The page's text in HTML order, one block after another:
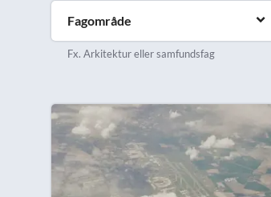
Fagområde
Fx. Arkitektur eller samfundsfag